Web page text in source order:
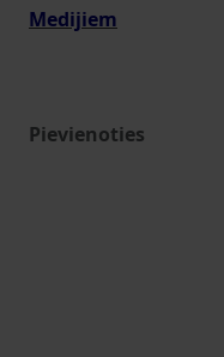
Medijiem
Pievienoties